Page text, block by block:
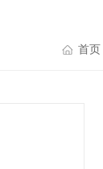
首页